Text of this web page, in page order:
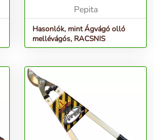
Pepita
Hasonlók, mint Ágvágó olló
mellévágós, RACSNIS